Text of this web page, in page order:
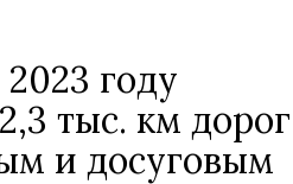
году
тыс. км дорог
и досуговым